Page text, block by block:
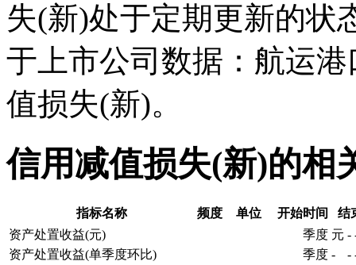
失(新)处于定期更新的状
于上市公司数据：航运
值损失(新)。
信用减值损失(新)的相
指标名称 频度 单位 开始时间
结
资产处置收益(元)
季度 元 -
资产处置收益(单季度环比)
季度 - -